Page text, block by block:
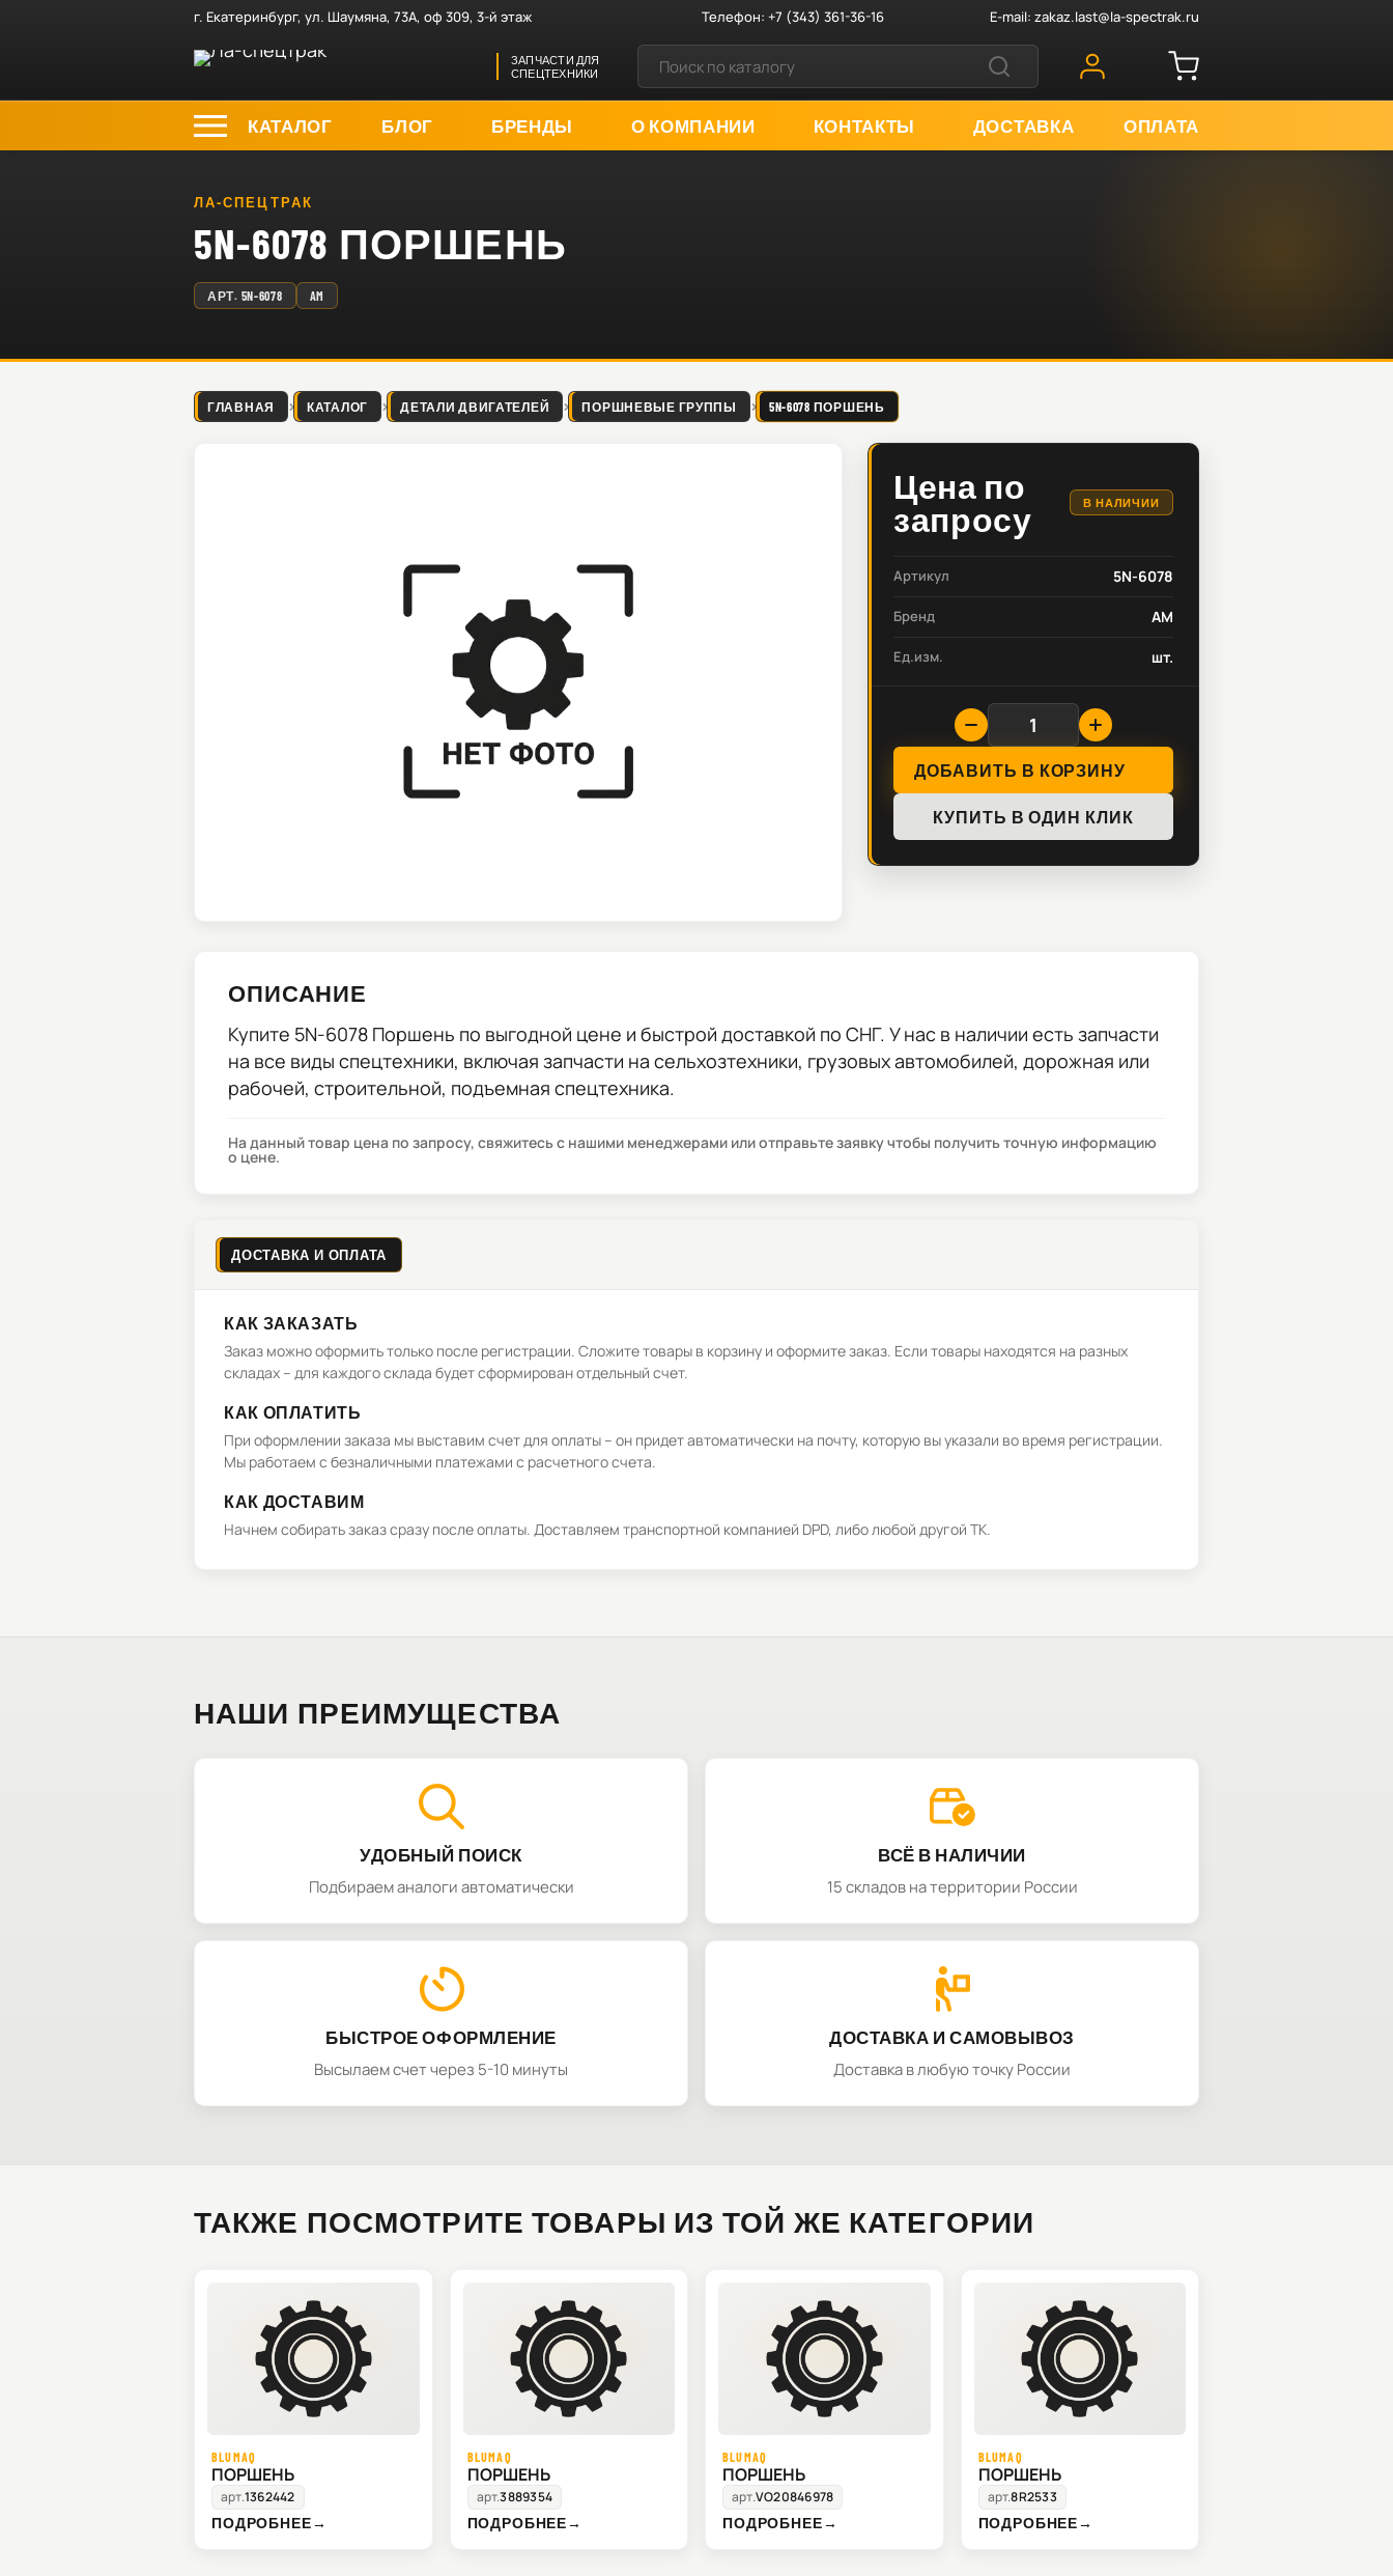
г. Екатеринбург, ул. Шаумяна, 73А, оф 309, 3-й этаж Телефон:+7 (343) 361-36-16 E-mail: zakaz.last@la-spectrak.ru
ЗАПЧАСТИ ДЛЯ
СПЕЦТЕХНИКИ
КАТАЛОГ БЛОГ БРЕНДЫ О КОМПАНИИ КОНТАКТЫ ДОСТАВКА ОПЛАТА
ЛА-СПЕЦТРАК
5N-6078 ПОРШЕНЬ
АРТ. 5N-6078 AM
ГЛАВНАЯ КАТАЛОГ ДЕТАЛИ ДВИГАТЕЛЕЙ ПОРШНЕВЫЕ ГРУППЫ 5N-6078 ПОРШЕНЬ
Цена по
запросу
В НАЛИЧИИ
Артикул 5N-6078
Бренд AM
Ед.изм. шт.
ДОБАВИТЬ В КОРЗИНУ
КУПИТЬ В ОДИН КЛИК
ОПИСАНИЕ
Купите 5N-6078 Поршень по выгодной цене и быстрой доставкой по СНГ. У нас в наличии есть запчасти
на все виды спецтехники, включая запчасти на сельхозтехники, грузовых автомобилей, дорожная или
рабочей, строительной, подъемная спецтехника.
На данный товар цена по запросу, свяжитесь с нашими менеджерами или отправьте заявку чтобы получить точную информацию
о цене.
ДОСТАВКА И ОПЛАТА
КАК ЗАКАЗАТЬ
Заказ можно оформить только после регистрации. Сложите товары в корзину и оформите заказ. Если товары находятся на разных
складах – для каждого склада будет сформирован отдельный счет.
КАК ОПЛАТИТЬ
При оформлении заказа мы выставим счет для оплаты – он придет автоматически на почту, которую вы указали во время регистрации.
Мы работаем с безналичными платежами с расчетного счета.
КАК ДОСТАВИМ
Начнем собирать заказ сразу после оплаты. Доставляем транспортной компанией DPD, либо любой другой ТК.
НАШИ ПРЕИМУЩЕСТВА
УДОБНЫЙ ПОИСК
Подбираем аналоги автоматически
ВСЁ В НАЛИЧИИ
15 складов на территории России
БЫСТРОЕ ОФОРМЛЕНИЕ
Высылаем счет через 5-10 минуты
ДОСТАВКА И САМОВЫВОЗ
Доставка в любую точку России
ТАКЖЕ ПОСМОТРИТЕ ТОВАРЫ ИЗ ТОЙ ЖЕ КАТЕГОРИИ
BLUMAQ
ПОРШЕНЬ
арт.1362442
ПОДРОБНЕЕ→
BLUMAQ
ПОРШЕНЬ
арт.3889354
ПОДРОБНЕЕ→
BLUMAQ
ПОРШЕНЬ
арт.VO20846978
ПОДРОБНЕЕ→
BLUMAQ
ПОРШЕНЬ
арт.8R2533
ПОДРОБНЕЕ→